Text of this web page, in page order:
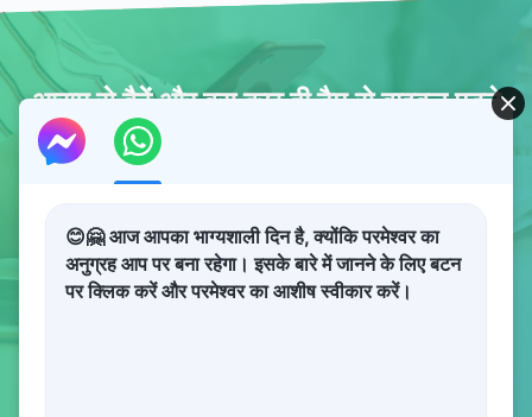
आराम से बैठें और बस कुछ ही टैप से बाइबल पढ़ने
आज ही आसान बाइबल डाउनलोड करें
😊🤗 आज आपका भाग्यशाली दिन है, क्योंकि परमेश्वर का
अनुग्रह आप पर बना रहेगा। इसके बारे में जानने के लिए बटन
पर क्लिक करें और परमेश्वर का आशीष स्वीकार करें।